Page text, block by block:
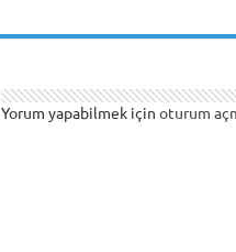
Yorum yapabilmek için oturum